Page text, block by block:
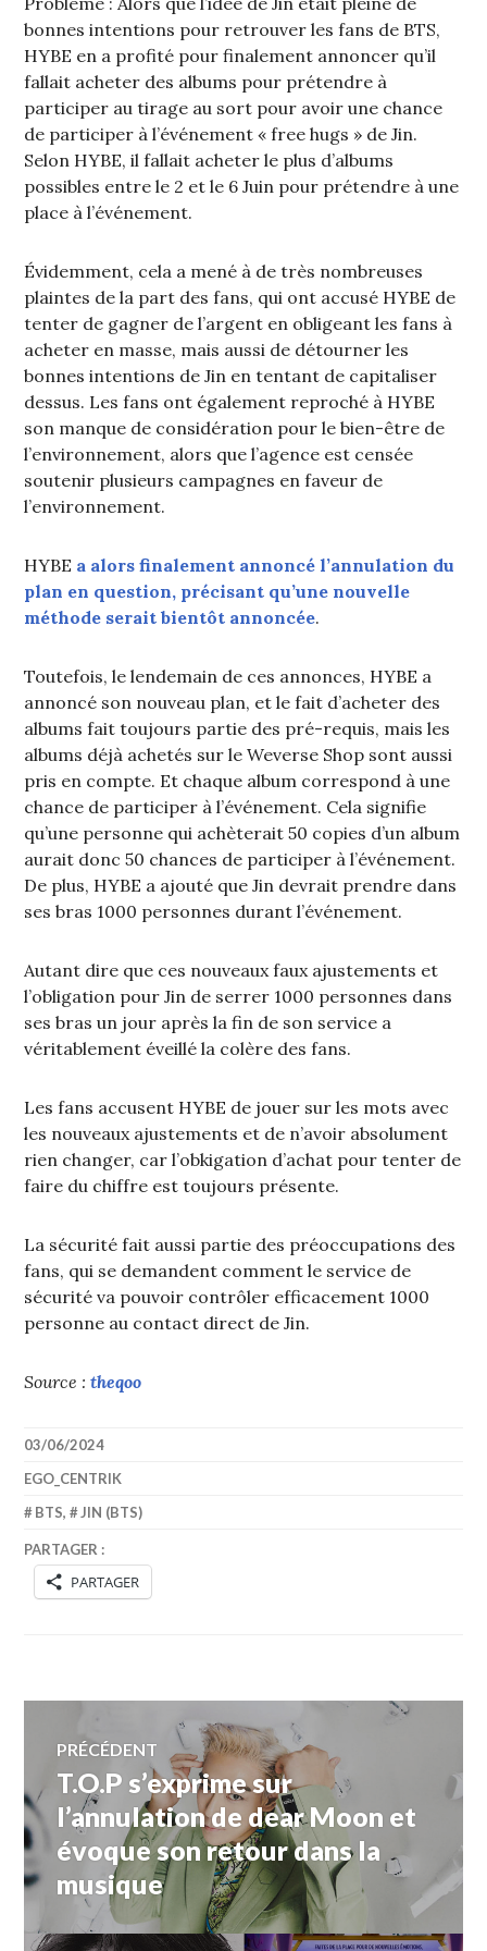
bonnes intentions pour retrouver les fans de BTS,
HYBE en a profité pour finalement annoncer qu’il
fallait acheter des albums pour prétendre à
participer au tirage au sort pour avoir une chance
de participer à l’événement « free hugs » de Jin.
Selon HYBE, il fallait acheter le plus d’albums
possibles entre le 2 et le 6 Juin pour prétendre à une
place à l’événement.
Évidemment, cela a mené à de très nombreuses
plaintes de la part des fans, qui ont accusé HYBE de
tenter de gagner de l’argent en obligeant les fans à
acheter en masse, mais aussi de détourner les
bonnes intentions de Jin en tentant de capitaliser
dessus. Les fans ont également reproché à HYBE
son manque de considération pour le bien-être de
l’environnement, alors que l’agence est censée
soutenir plusieurs campagnes en faveur de
l’environnement.
HYBE a alors finalement annoncé l’annulation du
plan en question, précisant qu’une nouvelle
méthode serait bientôt annoncée.
Toutefois, le lendemain de ces annonces, HYBE a
annoncé son nouveau plan, et le fait d’acheter des
albums fait toujours partie des pré-requis, mais les
albums déjà achetés sur le Weverse Shop sont aussi
pris en compte. Et chaque album correspond à une
chance de participer à l’événement. Cela signifie
qu’une personne qui achèterait 50 copies d’un album
aurait donc 50 chances de participer à l’événement.
De plus, HYBE a ajouté que Jin devrait prendre dans
ses bras 1000 personnes durant l’événement.
Autant dire que ces nouveaux faux ajustements et
l’obligation pour Jin de serrer 1000 personnes dans
ses bras un jour après la fin de son service a
véritablement éveillé la colère des fans.
Les fans accusent HYBE de jouer sur les mots avec
les nouveaux ajustements et de n’avoir absolument
rien changer, car l’obkigation d’achat pour tenter de
faire du chiffre est toujours présente.
La sécurité fait aussi partie des préoccupations des
fans, qui se demandent comment le service de
sécurité va pouvoir contrôler efficacement 1000
personne au contact direct de Jin.
Source :theqoo
03/06/2024
EGO_CENTRIK
BTS, JIN (BTS)
PARTAGER :
PARTAGER
Navigation
de
l’article
PRÉCÉDENT
Article
précédent :
T.O.P s’exprime sur
l’annulation de dear Moon et
évoque son retour dans la
musique